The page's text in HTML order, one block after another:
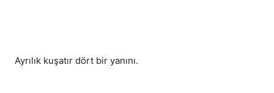
Ayrılık kuşatır dört bir yanını.